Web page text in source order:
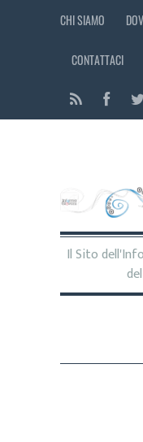
CHI SIAMO
CONTATTACI
Il Sito